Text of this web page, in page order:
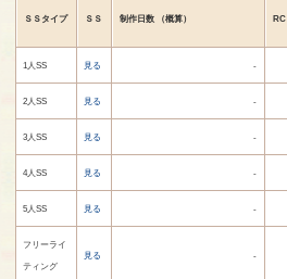
ＳＳタイプ ＳＳ 制作日数 （概算） RC
1人SS 見る -
2人SS 見る -
3人SS 見る -
4人SS 見る -
5人SS 見る -
フリーライ
ティング
見る -